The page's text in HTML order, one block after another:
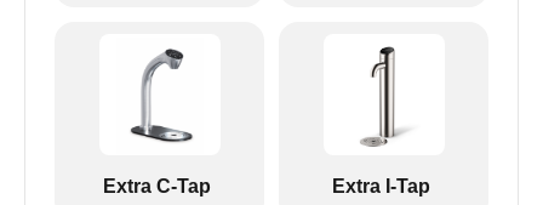
Extra C-Tap Extra I-Tap